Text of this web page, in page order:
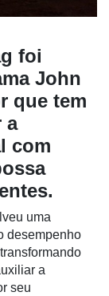
foi
John
que tem
a
com
uma
desempenho
a
seu